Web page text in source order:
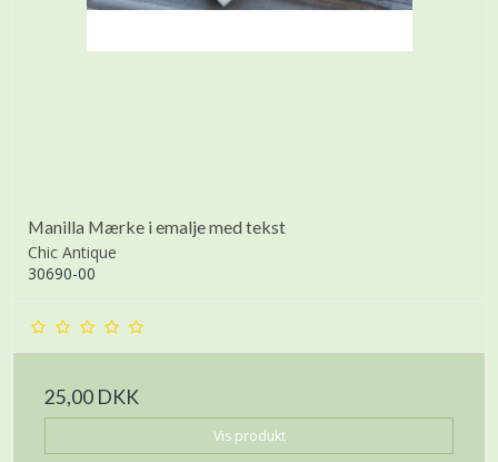
Manilla Mærke i emalje med tekst
Chic Antique
30690-00
25,00 DKK
Vis produkt